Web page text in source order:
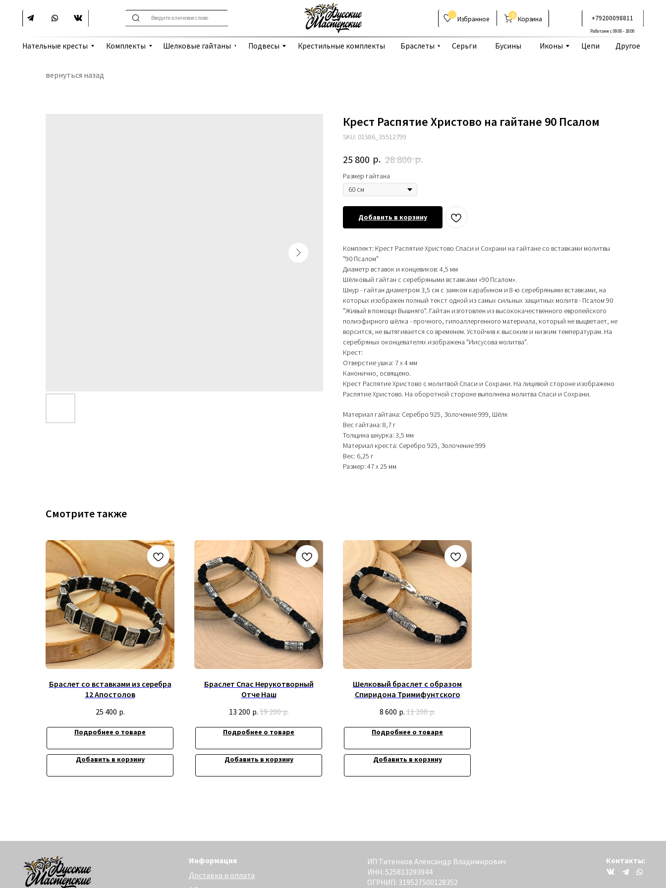
0 Корзина
Нательные кресты Комплекты Шелковые гайтаны Подвесы Крестильные комплекты Серьги Бусины Иконы
+79200098811
Введите ключевое слово
Работаем с 09:00 - 18:00
вернуться назад
Крест Распятие Христово на гайтане 90 Псалом
SKU: 01586_35512799
25 800 р. 28 800 р.
Размер гайтана
Добавить в корзину
Комплект: Крест Распятие Христово Спаси и Сохрани на гайтане со вставками молитвы
"90 Псалом"
Диаметр вставок и концевиков: 4,5 мм
Шёлковый гайтан с серебряными вставками «90 Псалом».
Шнур - гайтан диаметром 3,5 см с замком карабином и 8-ю серебряными вставками, на
которых изображен полный текст одной из самых сильных защитных молитв - Псалом 90
"Живый в помощи Вышняго". Гайтан изготовлен из высококачественного европейского
полиэфирного шёлка - прочного, гипоаллергенного материала, который не выцветает, не
ворсится, не вытягивается со временем. Устойчив к высоким и низким температурам. На
серебряных оконцевателях изображена "Иисусова молитва".
Крест:
Отверстие ушка: 7 х 4 мм
Канонично, освящено.
Крест Распятие Христово с молитвой Спаси и Сохрани. На лицевой стороне изображено
Распятие Христово. На оборотной стороне выполнена молитва Спаси и Сохрани.
Материал гайтана: Серебро 925, Золочение 999, Шёлк
Вес гайтана: 8,7 г
Толщина шнурка: 3,5 мм
Материал креста: Cepeбpo 925, Золочениe 999
Вес: 6,25 г
Размер: 47 х 25 мм
Смотрите также
Браслет со вставками из серебра
12 Апостолов
25 400 р.
Подробнее о товаре
Добавить в корзину
Браслет Спас Нерукотворный
Отче Наш
13 200 р.19 200 р.
Подробнее о товаре
Добавить в корзину
Шелковый браслет с образом
Спиридона Тримифунтского
8 600 р.11 200 р.
Подробнее о товаре
Добавить в корзину
ИНН: 525813293944
+79200098811